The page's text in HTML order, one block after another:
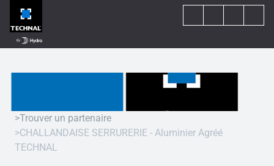
Trouver un partenaire
CHALLANDAISE SERRURERIE - Aluminier Agréé
TECHNAL